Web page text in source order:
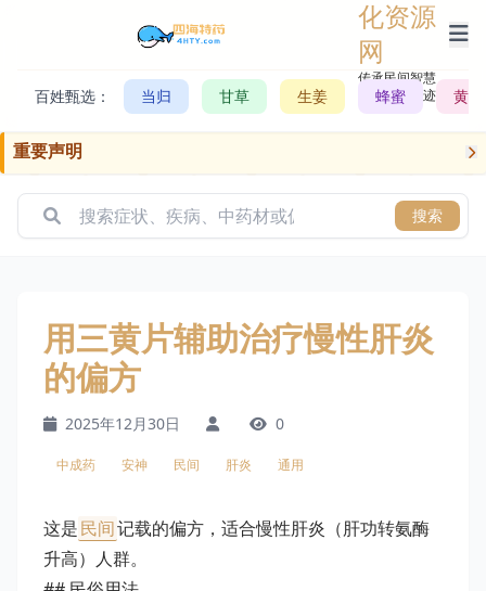
化资源
网
传承民间智慧，
记录历史轨迹
百姓甄选： 当归 甘草 生姜 蜂蜜 黄芪
重要声明
搜索
用三黄片辅助治疗慢性肝炎
的偏方
2025年12月30日 0
中成药 安神 民间 肝炎 通用
这是民间记载的偏方，适合慢性肝炎（肝功转氨酶
升高）人群。